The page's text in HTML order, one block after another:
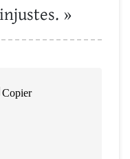
»
Copier